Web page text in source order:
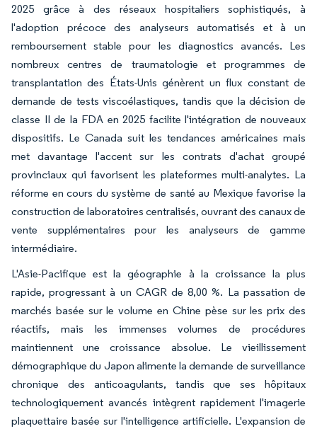
2025 grâce à des réseaux hospitaliers sophistiqués, à
l'adoption précoce des analyseurs automatisés et à un
remboursement stable pour les diagnostics avancés. Les
nombreux centres de traumatologie et programmes de
transplantation des États-Unis génèrent un flux constant de
demande de tests viscoélastiques, tandis que la décision de
classe II de la FDA en 2025 facilite l'intégration de nouveaux
dispositifs. Le Canada suit les tendances américaines mais
met davantage l'accent sur les contrats d'achat groupé
provinciaux qui favorisent les plateformes multi-analytes. La
réforme en cours du système de santé au Mexique favorise la
construction de laboratoires centralisés, ouvrant des canaux de
vente supplémentaires pour les analyseurs de gamme
intermédiaire.
L'Asie-Pacifique est la géographie à la croissance la plus
rapide, progressant à un CAGR de 8,00 %. La passation de
marchés basée sur le volume en Chine pèse sur les prix des
réactifs, mais les immenses volumes de procédures
maintiennent une croissance absolue. Le vieillissement
démographique du Japon alimente la demande de surveillance
chronique des anticoagulants, tandis que ses hôpitaux
technologiquement avancés intègrent rapidement l'imagerie
plaquettaire basée sur l'intelligence artificielle. L'expansion de